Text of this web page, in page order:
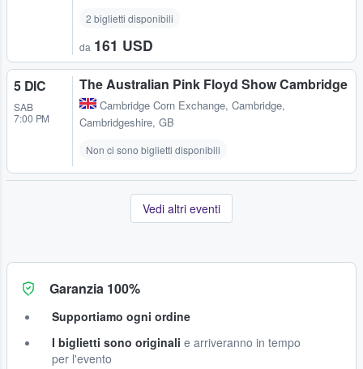
2 biglietti disponibili
da 161 USD
5 DIC
SAB
7:00 PM
The Australian Pink Floyd Show Cambridge
Cambridge Corn Exchange, Cambridge,
Cambridgeshire, GB
Non ci sono biglietti disponibili
Vedi altri eventi
Garanzia 100%
Supportiamo ogni ordine
I biglietti sono originali e arriveranno in tempo
per l'evento